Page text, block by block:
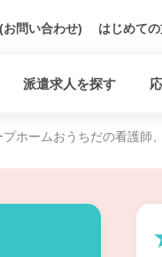
問い合わせ) はじめて
派遣求人を探す
ホームおうちだの看護師